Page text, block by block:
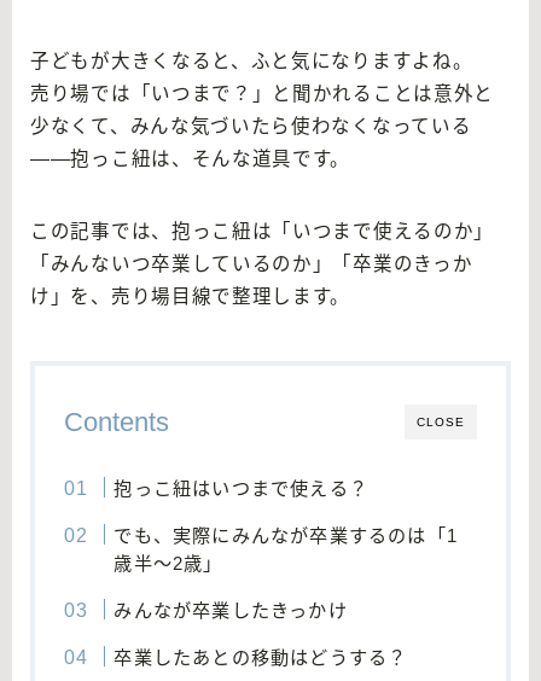
子どもが大きくなると、ふと気になりますよね。
売り場では「いつまで？」と聞かれることは意外と
少なくて、みんな気づいたら使わなくなっている
——抱っこ紐は、そんな道具です。
この記事では、抱っこ紐は「いつまで使えるのか」
「みんないつ卒業しているのか」「卒業のきっか
け」を、売り場目線で整理します。
CLOSE
Contents
抱っこ紐はいつまで使える？
でも、実際にみんなが卒業するのは「1
歳半〜2歳」
みんなが卒業したきっかけ
卒業したあとの移動はどうする？